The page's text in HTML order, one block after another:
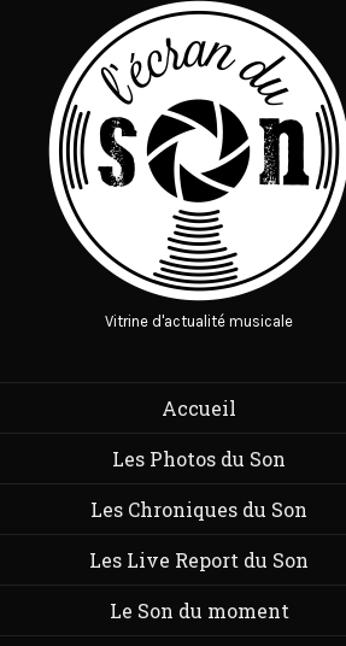
Vitrine d'actualité musicale
Accueil
Les Photos du Son
Les Chroniques du Son
Les Live Report du Son
Le Son du moment